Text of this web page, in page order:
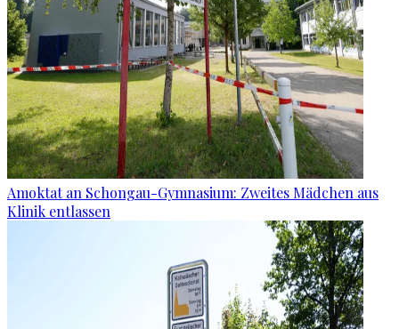
Amoktat an Schongau-Gymnasium: Zweites Mädchen aus
Klinik entlassen